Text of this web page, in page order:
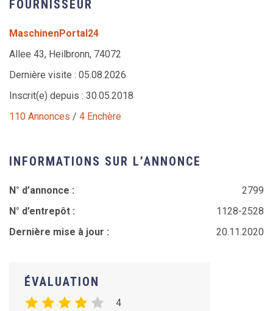
FOURNISSEUR
MaschinenPortal24
Allee 43, Heilbronn, 74072
Dernière visite : 05.08.2026
Inscrit(e) depuis : 30.05.2018
110 Annonces / 4 Enchère
INFORMATIONS SUR L’ANNONCE
N° d’annonce :
2799
N° d’entrepôt :
1128-2528
Dernière mise à jour :
20.11.2020
ÉVALUATION
4